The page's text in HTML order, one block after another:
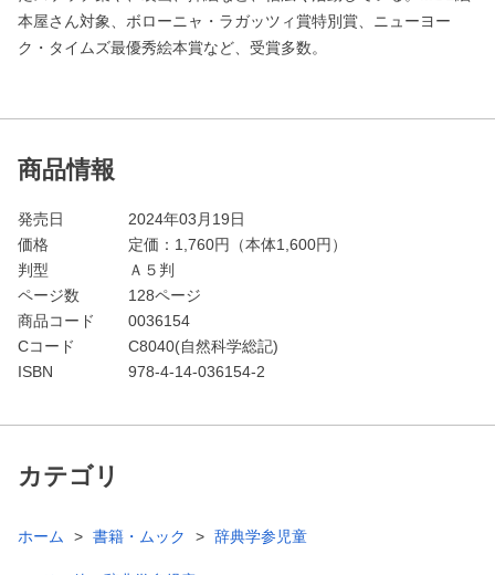
本屋さん対象、ボローニャ・ラガッツィ賞特別賞、ニューヨー
ク・タイムズ最優秀絵本賞など、受賞多数。
商品情報
発売日
2024年03月19日
価格
定価： 1,760円（本体1,600円）
判型
Ａ５判
ページ数
128ページ
商品コード
0036154
Cコード
C8040(自然科学総記)
ISBN
978-4-14-036154-2
カテゴリ
ホーム 書籍・ムック 辞典学参児童